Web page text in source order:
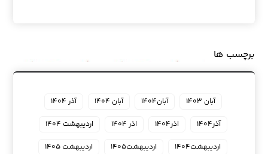
برچسب ها
آبان ۱۴۰۳ آبان۱۴۰۴ آبان ۱۴۰۴
آذر ۱۴۰۴
آذر۱۴۰۴
اذر۱۴۰۴ اذر ۱۴۰۴
اردیبهشت ۱۴۰۴
اردیبهشت۱۴۰۴
اردیبهشت۱۴۰۵
اردیبهشت ۱۴۰۵